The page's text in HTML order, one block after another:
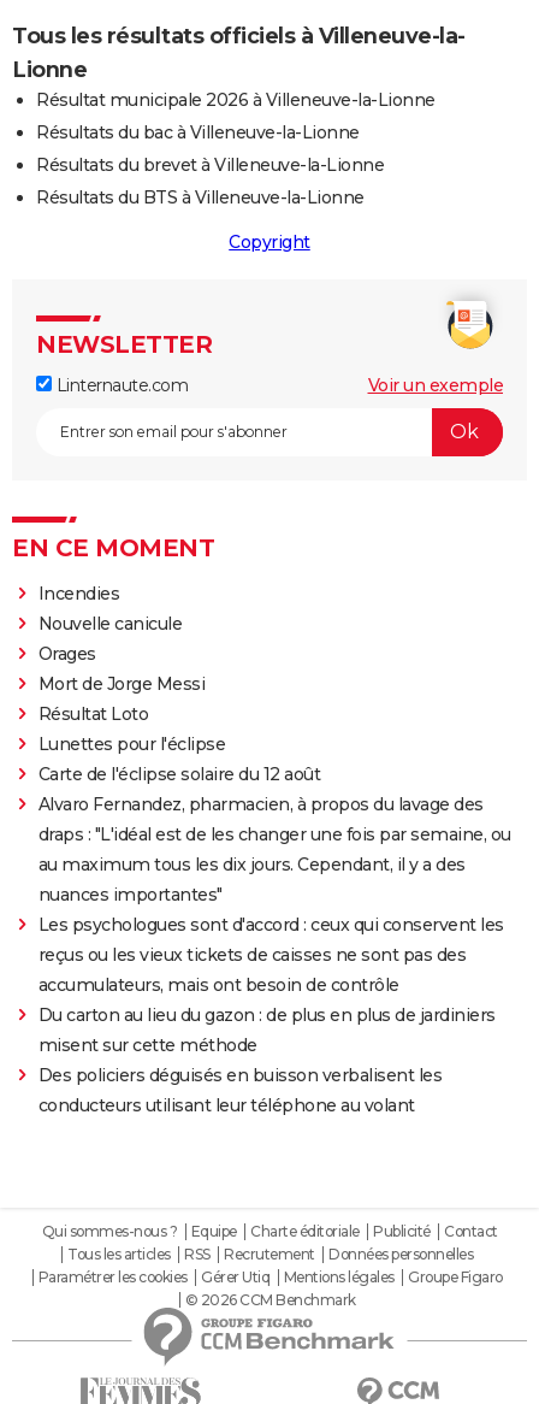
Tous les résultats officiels à Villeneuve-la-
Lionne
Résultat municipale 2026 à Villeneuve-la-Lionne
Résultats du bac à Villeneuve-la-Lionne
Résultats du brevet à Villeneuve-la-Lionne
Résultats du BTS à Villeneuve-la-Lionne
Copyright
NEWSLETTER
Linternaute.com Voir un exemple
EN CE MOMENT
Incendies
Nouvelle canicule
Orages
Mort de Jorge Messi
Résultat Loto
Lunettes pour l'éclipse
Carte de l'éclipse solaire du 12 août
Alvaro Fernandez, pharmacien, à propos du lavage des
draps : "L'idéal est de les changer une fois par semaine, ou
au maximum tous les dix jours. Cependant, il y a des
nuances importantes"
Les psychologues sont d'accord : ceux qui conservent les
reçus ou les vieux tickets de caisses ne sont pas des
accumulateurs, mais ont besoin de contrôle
Du carton au lieu du gazon : de plus en plus de jardiniers
misent sur cette méthode
Des policiers déguisés en buisson verbalisent les
conducteurs utilisant leur téléphone au volant
Qui sommes-nous ? Equipe Charte éditoriale Publicité
Contact
Tous les articles
RSS Recrutement
Données personnelles
Paramétrer les cookies
Gérer Utiq Mentions légales
Groupe Figaro
© 2026 CCM Benchmark